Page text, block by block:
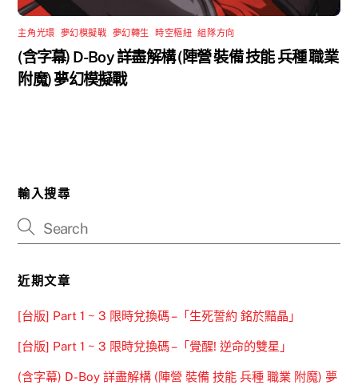
主角光環 夢幻模擬戰 夢幻轉生 時空樞紐 ,組隊方向
(含字幕) D-Boy 詳盡解構 (陣營 裝備 技能 兵種 職業
附魔) 夢幻模擬戰
輸入搜尋
近期文章
[台版] Part 1 ~ 3 限時兌換碼 –「生死誓約 銘於黯晶」
[台版] Part 1 ~ 3 限時兌換碼 –「覺醒! 逆命的雙星」
(含字幕) D-Boy 詳盡解構 (陣營 裝備 技能 兵種 職業 附魔) 夢